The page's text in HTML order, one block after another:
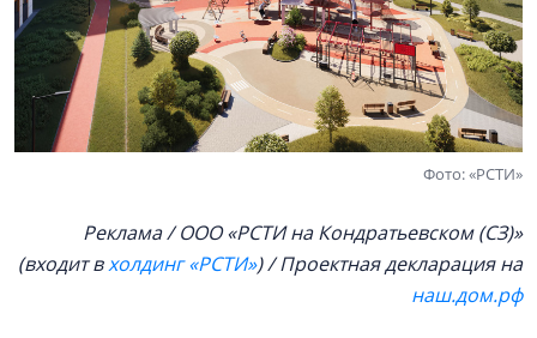
Фото: «РСТИ»
Реклама / ООО «РСТИ на Кондратьевском (СЗ)»
(входит вхолдинг «РСТИ») / Проектная декларация на
наш.дом.рф